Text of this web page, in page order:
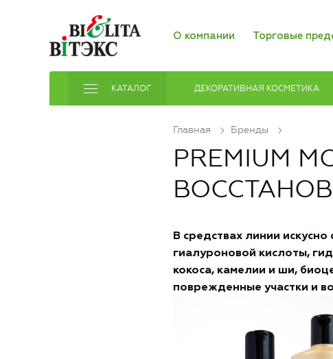
О компании Торговые
КАТАЛОГ ДЕКОРАТИВНАЯ КОСМЕТИКА
Главная Бренды
PREMIUM
В средствах линии
гиалуроновой кислоты,
кокоса, камелии и ши,
поврежденные участки и